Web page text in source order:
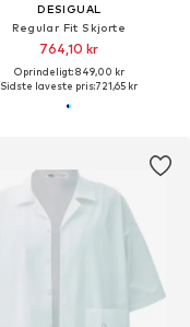
DESIGUAL
Regular Fit Skjorte
764,10 kr
Oprindeligt: 849,00 kr
Sidste laveste pris:721,65 kr